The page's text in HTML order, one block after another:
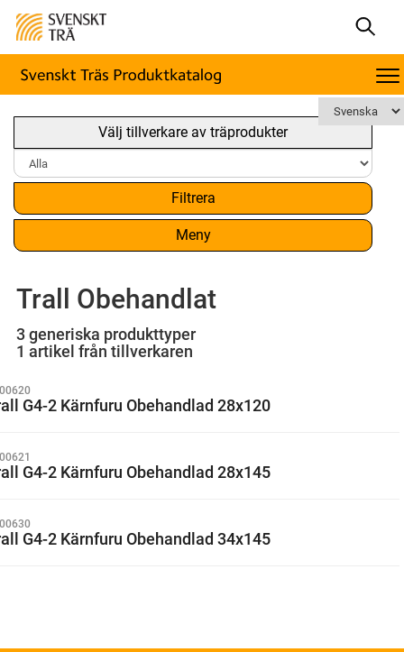
Välj tillverkare av träprodukter
Filtrera
Meny
Trall Obehandlat
3 generiska produkttyper
1 artikel från tillverkaren
G4-2 Kärnfuru Obehandlad 28x120
G4-2 Kärnfuru Obehandlad 28x145
G4-2 Kärnfuru Obehandlad 34x145